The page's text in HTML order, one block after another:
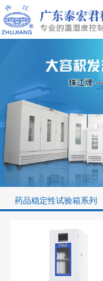
药品稳定性试验箱系列